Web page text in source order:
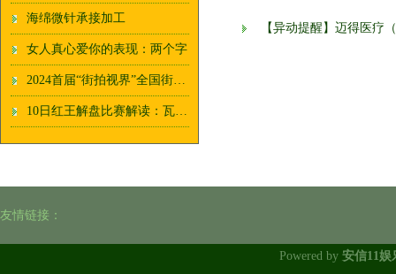
海绵微针承接加工
女人真心爱你的表现：两个字
2024首届“街拍视界”全国街头摄影大展征稿启动
10日红王解盘比赛解读：瓦纳默客战不宜高估
【异动提醒】迈得医疗
友情链接：
Powered by 安信11娱